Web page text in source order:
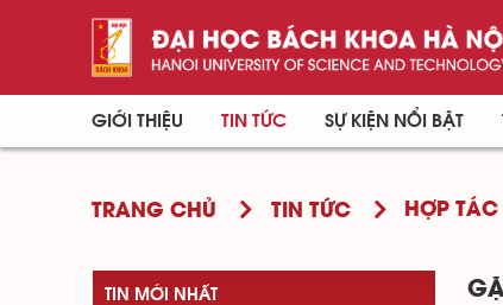
GIỚI THIỆU TIN TỨC SỰ KIỆN NỔI BẬT
TRANG CHỦ TIN TỨC HỢP
TIN MỚI NHẤT